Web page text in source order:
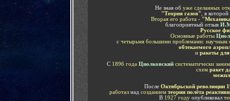
Не зная об уже сделанных
"Теория газов" , в
Вторая его работа -
благоприятный отзыв
Русское
Основные работы
с четырьмя большими проблемами: научным
обтекаемого
и ракеты
С 1896 года Циолковский систематически
схемракет
После Октябрьской революции
работал над созданием теории полёта
В 1927 годуопубликовал